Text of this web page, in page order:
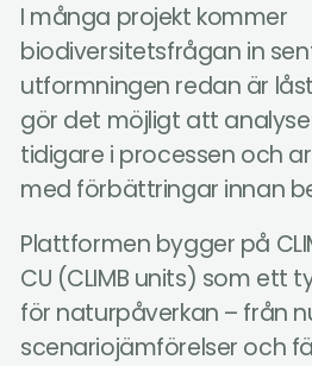
I många projekt kommer
biodiversitetsfrågan in
utformningen redan är
gör det möjligt att
tidigare i processen och
med förbättringar innan
Plattformen bygger på
CU (CLIMB units) som ett
för naturpåverkan – från
scenariojämförelser och